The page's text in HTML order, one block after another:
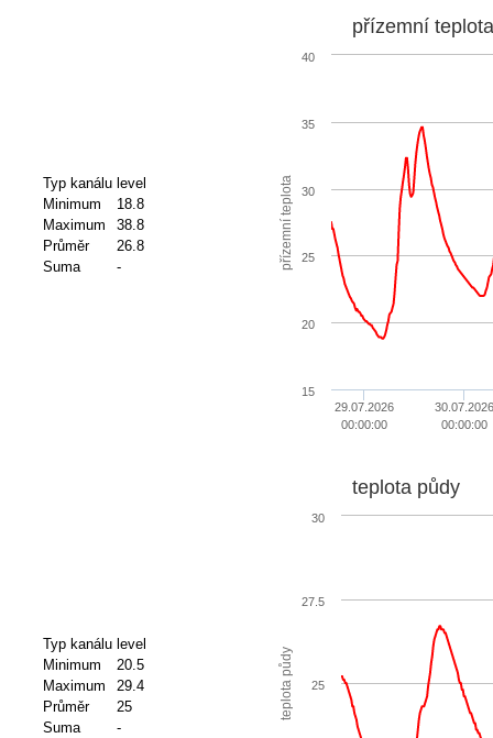
Typ kanálu level
Minimum
18.8
Maximum
38.8
Průměr
26.8
Suma
- přízemní teplota
přízemní
29.07.2026
00:00:00
30.07.2026
00:00:00
15
20
25
30
35
40
Typ kanálu level
Minimum
20.5
Maximum
29.4
Průměr
25
Suma
-
teplota půdy
teplota půdy
30
25
27.5